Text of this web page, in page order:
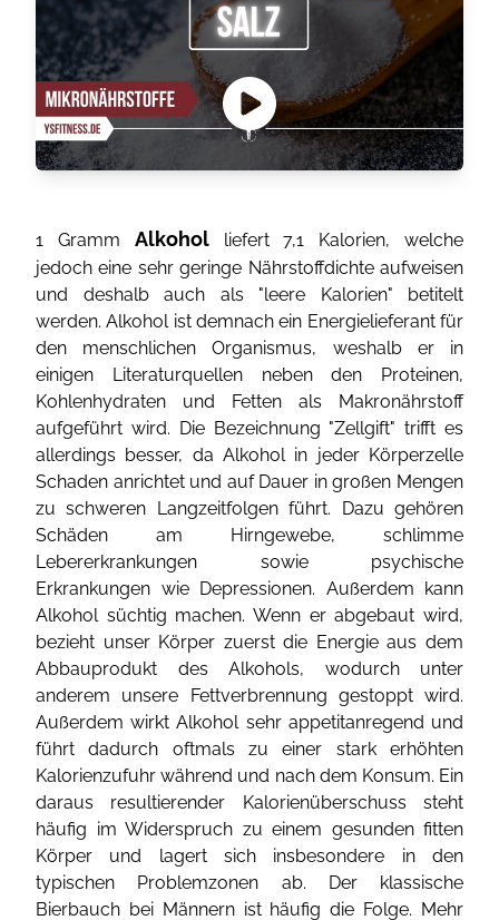
1 Gramm Alkoholliefert 7,1 Kalorien, welche
jedoch eine sehr geringe Nährstoffdichte aufweisen
und deshalb auch als "leere Kalorien" betitelt
werden. Alkohol ist demnach ein Energielieferant für
den menschlichen Organismus, weshalb er in
einigen Literaturquellen neben den Proteinen,
Kohlenhydraten und Fetten als Makronährstoff
aufgeführt wird. Die Bezeichnung "Zellgift" trifft es
allerdings besser, da Alkohol in jeder Körperzelle
Schaden anrichtet und auf Dauer in großen Mengen
zu schweren Langzeitfolgen führt. Dazu gehören
Schäden am Hirngewebe, schlimme
Lebererkrankungen sowie psychische
Erkrankungen wie Depressionen. Außerdem kann
Alkohol süchtig machen. Wenn er abgebaut wird,
bezieht unser Körper zuerst die Energie aus dem
Abbauprodukt des Alkohols, wodurch unter
anderem unsere Fettverbrennung gestoppt wird.
Außerdem wirkt Alkohol sehr appetitanregend und
führt dadurch oftmals zu einer stark erhöhten
Kalorienzufuhr während und nach dem Konsum. Ein
daraus resultierender Kalorienüberschuss steht
häufig im Widerspruch zu einem gesunden fitten
Körper und lagert sich insbesondere in den
typischen Problemzonen ab. Der klassische
Bierbauch bei Männern ist häufig die Folge. Mehr